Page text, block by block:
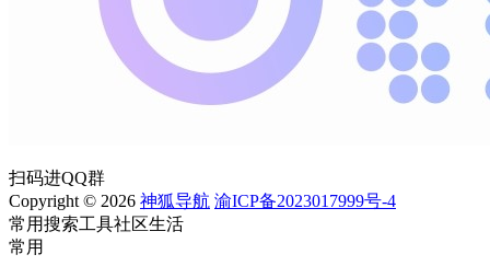
扫码进QQ群
Copyright © 2026 神狐导航 渝ICP备2023017999号-4
常用搜索工具社区生活
常用